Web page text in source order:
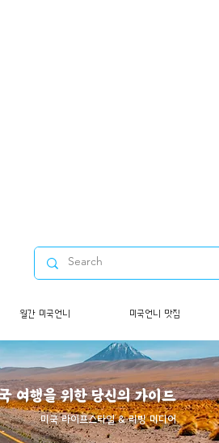
여행을 위한 당신의 가이드
​미국 라이프스타일 & 리빙 미디어
월간 미국언니 미국언니 맛집